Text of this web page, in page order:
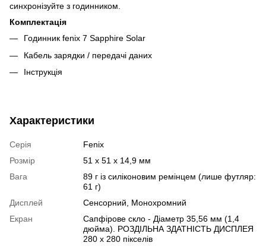
синхронізуйте з годинником.
Комплектація
Годинник fenix 7 Sapphire Solar
Кабель зарядки / передачі даних
Інструкція
Характеристики
Серія
Fenix
Розмір
51 x 51 x 14,9 мм
Вага
89 г із силіконовим ремінцем (лише футляр:
61 г)
Дисплей
Сенсорний
Монохромний
Екран
Сапфірове скло - Діаметр 35,56 мм (1,4
дюйма). РОЗДІЛЬНА ЗДАТНІСТЬ ДИСПЛЕЯ
280 x 280 пікселів